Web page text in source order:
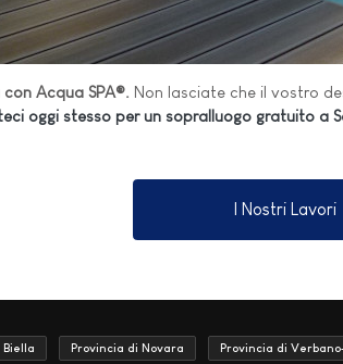
Acqua SPA®. Non lasciate che il vostro
oggi stesso per un sopralluogo gratuito a
I Nostri Lavori
Biella Provincia di Novara Provincia di